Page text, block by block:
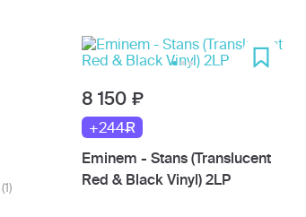
(1)
8 150
+244
Eminem - Stans (Translucent
Red & Black Vinyl) 2LP